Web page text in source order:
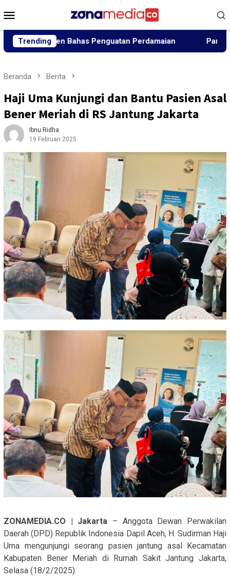
ke
Mobile
Trending
Bahas Penguatan Perdamaian Panglima Jhony
Beranda Berita
Haji Uma Kunjungi dan Bantu Pasien Asal
Bener Meriah di RS Jantung Jakarta
Ibnu Ridha
19 Februari 2025
ZONAMEDIA.CO | Jakarta – Anggota Dewan Perwakilan
Daerah (DPD) Republik Indonesia Dapil Aceh, H. Sudirman Haji
Uma mengunjungi seorang pasien jantung asal Kecamatan
Kabupaten Bener Meriah di Rumah Sakit Jantung Jakarta,
Selasa (18/2/2025).